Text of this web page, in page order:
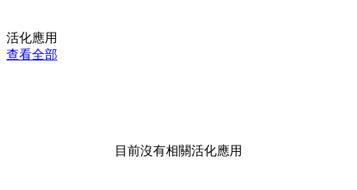
活化應用
查看全部
目前沒有相關活化應用